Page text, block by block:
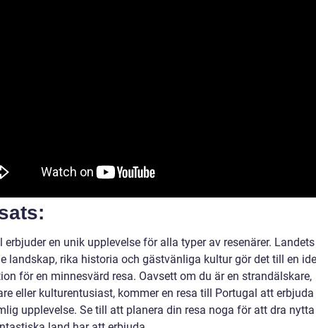
erbjuder en unik upplevelse för alla typer av resenärer. Landets
landskap, rika historia och gästvänliga kultur gör det till en
för en minnesvärd resa. Oavsett om du är en strandälskare,
eller kulturentusiast, kommer en resa till Portugal att
upplevelse. Se till att planera din resa noga för att dra